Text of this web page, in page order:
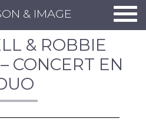
& IMAGE
& ROBBIE
CONCERT EN